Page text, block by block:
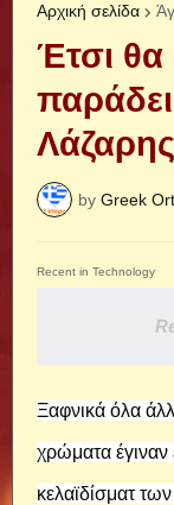
Αρχική σελίδα
Έτσι θα
Λάζαρης
by Greek
Recent in Technology
Ξαφνικά όλα
χρώματα έγιναν
κελαϊδίσματ